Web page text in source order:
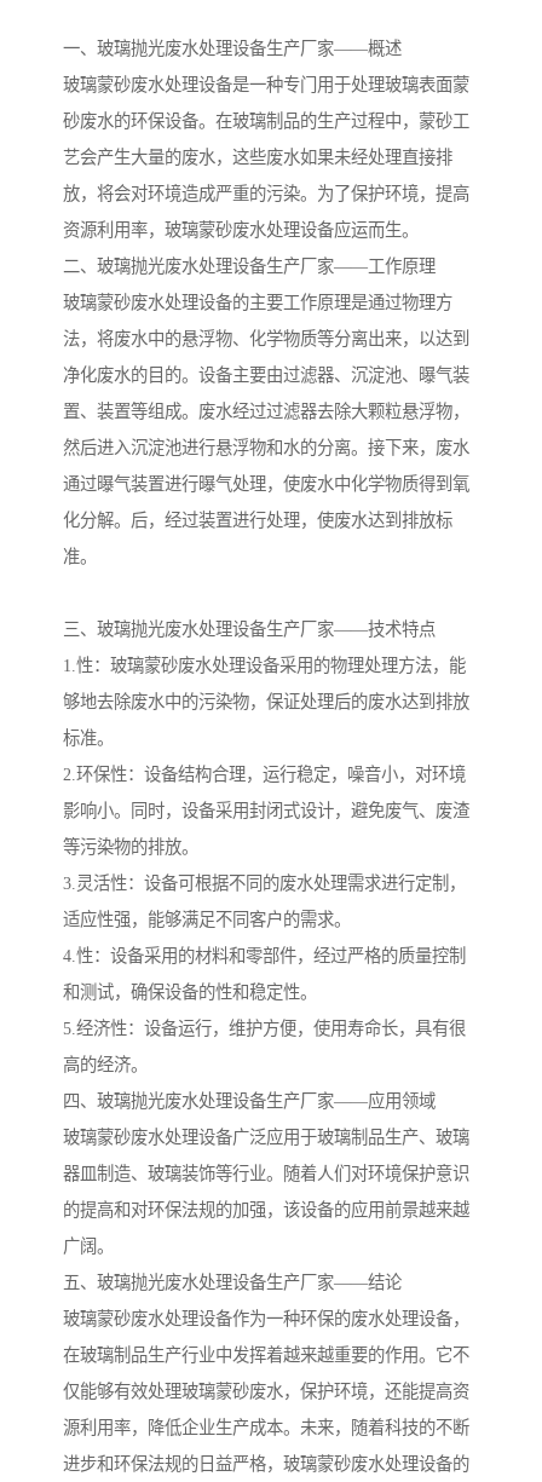
一、玻璃抛光废水处理设备生产厂家——概述
玻璃蒙砂废水处理设备是一种专门用于处理玻璃表面蒙
砂废水的环保设备。在玻璃制品的生产过程中，蒙砂工
艺会产生大量的废水，这些废水如果未经处理直接排
放，将会对环境造成严重的污染。为了保护环境，提高
资源利用率，玻璃蒙砂废水处理设备应运而生。
二、玻璃抛光废水处理设备生产厂家——工作原理
玻璃蒙砂废水处理设备的主要工作原理是通过物理方
法，将废水中的悬浮物、化学物质等分离出来，以达到
净化废水的目的。设备主要由过滤器、沉淀池、曝气装
置、装置等组成。废水经过过滤器去除大颗粒悬浮物，
然后进入沉淀池进行悬浮物和水的分离。接下来，废水
通过曝气装置进行曝气处理，使废水中化学物质得到氧
化分解。后，经过装置进行处理，使废水达到排放标
准。
三、玻璃抛光废水处理设备生产厂家——技术特点
1.性：玻璃蒙砂废水处理设备采用的物理处理方法，能
够地去除废水中的污染物，保证处理后的废水达到排放
标准。
2.环保性：设备结构合理，运行稳定，噪音小，对环境
影响小。同时，设备采用封闭式设计，避免废气、废渣
等污染物的排放。
3.灵活性：设备可根据不同的废水处理需求进行定制，
适应性强，能够满足不同客户的需求。
4.性：设备采用的材料和零部件，经过严格的质量控制
和测试，确保设备的性和稳定性。
5.经济性：设备运行，维护方便，使用寿命长，具有很
高的经济。
四、玻璃抛光废水处理设备生产厂家——应用领域
玻璃蒙砂废水处理设备广泛应用于玻璃制品生产、玻璃
器皿制造、玻璃装饰等行业。随着人们对环境保护意识
的提高和对环保法规的加强，该设备的应用前景越来越
广阔。
五、玻璃抛光废水处理设备生产厂家——结论
玻璃蒙砂废水处理设备作为一种环保的废水处理设备，
在玻璃制品生产行业中发挥着越来越重要的作用。它不
仅能够有效处理玻璃蒙砂废水，保护环境，还能提高资
源利用率，降低企业生产成本。未来，随着科技的不断
进步和环保法规的日益严格，玻璃蒙砂废水处理设备的
备设备
城乡生活污水处理设备设 MBR膜污水处理设备
气浮机一体化污水处理设 污水处理设备生产厂家
印刷厂污水处理设备 二级生化污水处理设备
污水提升泵站 口腔科污水处理设备
风景区生活污水处理一体
化设备
一体化污水处理设备
无动力一体化污水处理设 服务区一体化污水处理设
备
成套生活污水处理设备 小型污水处理设备
肉制品加工污水处理设备 农村一体化污水处理设备
微动力污水处理设备 集中式生活污水处理设备
接触式一体化污水处理设 化粪池一体化污水处理设
淀粉污水处理设备 塑料污水处理设备
净水设备反渗透 奶制品加工污水处理设备
喷漆污水处理设备 污水处理设备设备生产厂
家
屠宰场一体化污水处设备
生产厂家
餐厨垃圾污水处理设备
洗车污水处理设备
熟食厂污水处理设备 美容院一体化污水处理设
备
汽车污水处理设备 你猜生活污水处理设备
农村生活污水处理设备
疗养院污水处理设备 屠宰场污水处理
生活污水处理设备 医疗污水处理设备
风景区生活一体化设备 纺织印染废水